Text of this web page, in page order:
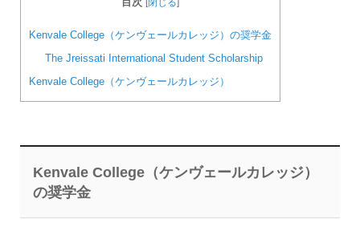
Kenvale College（ケンヴェールカレッジ）の奨学金
The Jreissati International Student Scholarship
Kenvale College（ケンヴェールカレッジ）
Kenvale College（ケンヴェールカレッジ）
の奨学金